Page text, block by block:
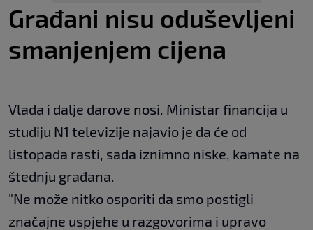
Građani nisu oduševljeni
smanjenjem cijena
Vlada i dalje darove nosi. Ministar financija u
studiju N1 televizije najavio je da će od
listopada rasti, sada iznimno niske, kamate na
štednju građana.
"Ne može nitko osporiti da smo postigli
značajne uspjehe u razgovorima i upravo